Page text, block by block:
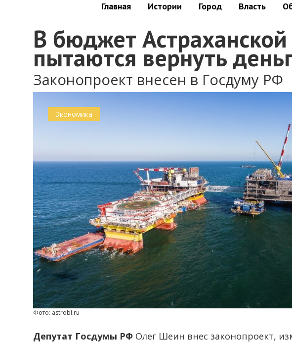
Главная Истории Город Власть
В бюджет Астраханской
пытаются вернуть
Законопроект внесен в Госдуму РФ
0
Экономика
Фото: astrobl.ru
Депутат Госдумы РФ Олег Шеин внес законопроект,